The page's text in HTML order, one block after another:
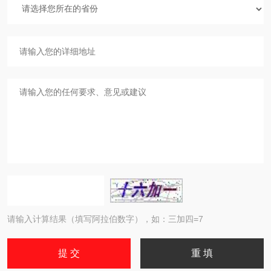
请输入计算结果（填写阿拉伯数字），如：三加四=7